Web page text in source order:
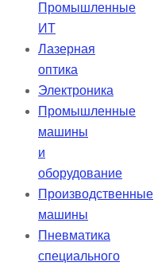
Промышленные
ИТ
Лазерная
оптика
Электроника
Промышленные
машины
и
оборудование
Производственные
машины
Пневматика
специального